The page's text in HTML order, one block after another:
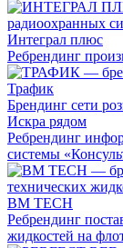
Интеграл плюс
Ребрендинг
Трафик
Брендинг сети
Искра рядом
Ребрендинг
системы
BM TECH
Ребрендинг
жидкостей на